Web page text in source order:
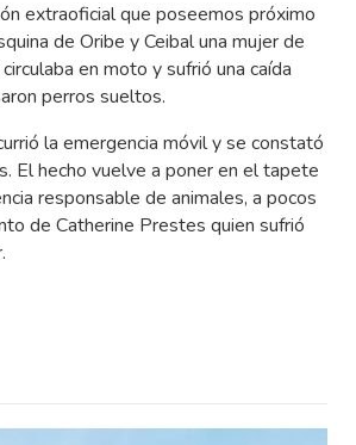
extraoficial que poseemos próximo
de Oribe y Ceibal una mujer de
en moto y sufrió una caída
perros sueltos.
la emergencia móvil y se constató
El hecho vuelve a poner en el tapete
responsable de animales, a pocos
de Catherine Prestes quien sufrió